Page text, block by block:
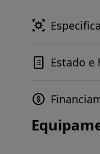
Estado e